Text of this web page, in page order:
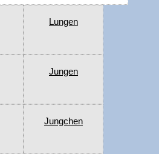
Lungen
Jungen
Jungchen